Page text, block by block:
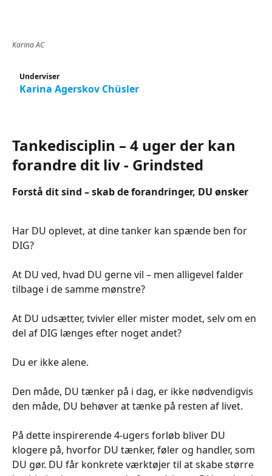
Karina AC
Underviser
Karina Agerskov Chüsler
Tankedisciplin – 4 uger der kan
forandre dit liv - Grindsted
Forstå dit sind – skab de forandringer, DU ønsker
Har DU oplevet, at dine tanker kan spænde ben for
DIG?
At DU ved, hvad DU gerne vil – men alligevel falder
tilbage i de samme mønstre?
At DU udsætter, tvivler eller mister modet, selv om en
del af DIG længes efter noget andet?
Du er ikke alene.
Den måde, DU tænker på i dag, er ikke nødvendigvis
den måde, DU behøver at tænke på resten af livet.
På dette inspirerende 4-ugers forløb bliver DU
klogere på, hvorfor DU tænker, føler og handler, som
DU gør. DU får konkrete værktøjer til at skabe større